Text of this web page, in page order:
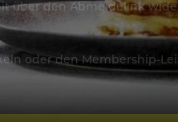
über den Abmeldelink
oder den Membership-